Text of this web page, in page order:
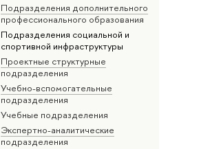
Подразделения дополнительного
профессионального образования
Подразделения социальной и
спортивной инфраструктуры
Проектные структурные
подразделения
Учебно-вспомогательные
подразделения
Учебные подразделения
Экспертно-аналитические
подразделения